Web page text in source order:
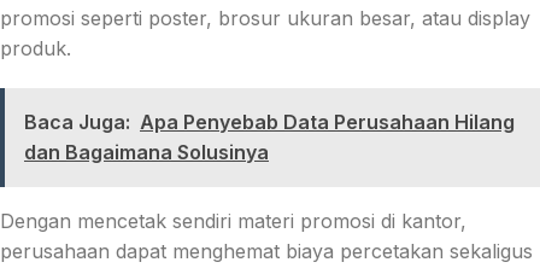
promosi seperti poster, brosur ukuran besar, atau display
produk.
Baca Juga: Apa Penyebab Data Perusahaan Hilang
dan Bagaimana Solusinya
Dengan mencetak sendiri materi promosi di kantor,
perusahaan dapat menghemat biaya percetakan sekaligus